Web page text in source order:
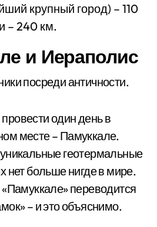
крупный город) – 110
– 240 км.
и Иераполис
посреди античности.
один день в
месте – Памуккале.
геотермальные
нет больше нигде в мире.
переводится
– и это объяснимо.